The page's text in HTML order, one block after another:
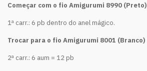
Começar com o fio Amigurumi 8990 (Preto)
1ª carr.: 6 pb dentro do anel mágico.
Trocar para o fio Amigurumi 8001 (Branco)
2ª carr.: 6 aum = 12 pb